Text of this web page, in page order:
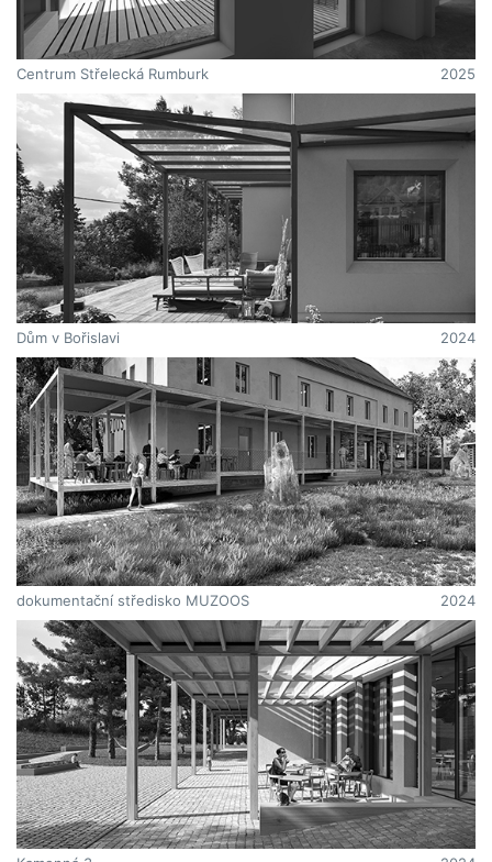
Centrum Střelecká Rumburk 2025
Dům v Bořislavi 2024
dokumentační středisko MUZOOS 2024